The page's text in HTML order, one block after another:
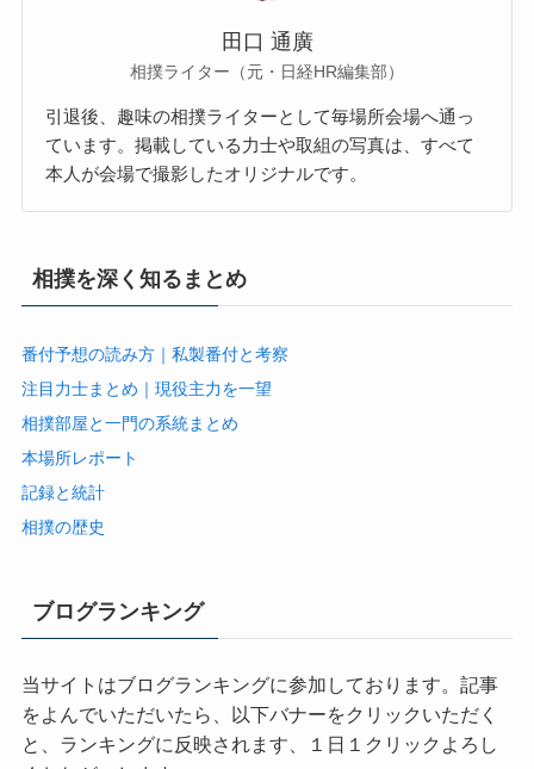
田口 通廣
相撲ライター（元・日経HR編集部）
引退後、趣味の相撲ライターとして毎場所会場へ通っ
ています。掲載している力士や取組の写真は、すべて
本人が会場で撮影したオリジナルです。
相撲を深く知るまとめ
番付予想の読み方｜私製番付と考察
注目力士まとめ｜現役主力を一望
相撲部屋と一門の系統まとめ
本場所レポート
記録と統計
相撲の歴史
ブログランキング
当サイトはブログランキングに参加しております。記事
をよんでいただいたら、以下バナーをクリックいただく
と、ランキングに反映されます、１日１クリックよろし